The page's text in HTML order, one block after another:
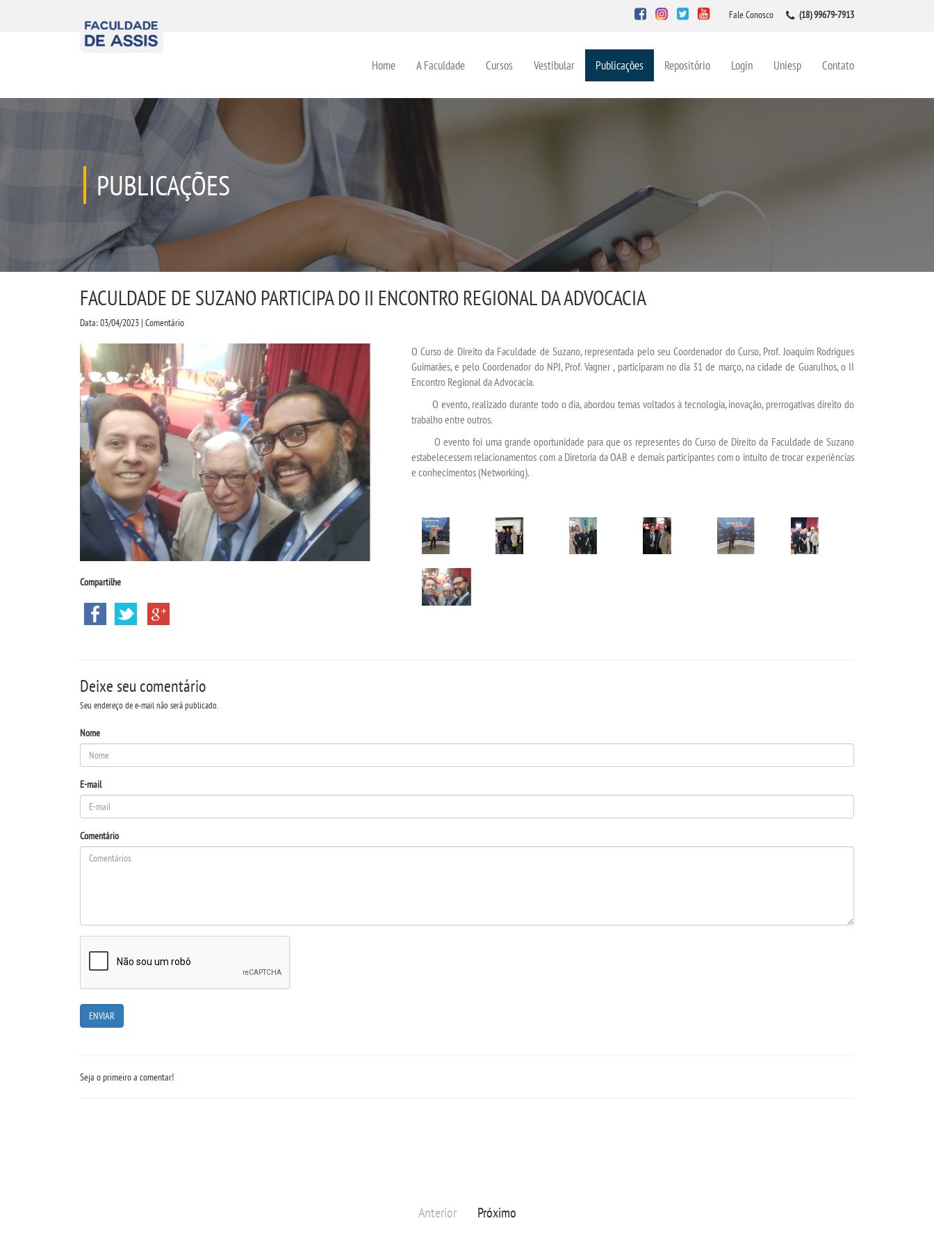
Fale Conosco (18) 99679-7913
Home A Faculdade Cursos Vestibular Publicações Repositório Login Uniesp Contato
PUBLICAÇÕES
FACULDADE DE SUZANO PARTICIPA DO II ENCONTRO REGIONAL DA ADVOCACIA
Data: 03/04/2023 | Comentário
Compartilhe
O Curso de Direito da Faculdade de Suzano, representada pelo seu Coordenador do Curso, Prof. Joaquim Rodrigues
Guimarães, e pelo Coordenador do NPJ, Prof. Vagner , participaram no dia 31 de março, na cidade de Guarulhos, o II
Encontro Regional da Advocacia.
O evento, realizado durante todo o dia, abordou temas voltados à tecnologia, inovação, prerrogativas direito do
trabalho entre outros.
O evento foi uma grande oportunidade para que os representes do Curso de Direito da Faculdade de Suzano
estabelecessem relacionamentos com a Diretoria da OAB e demais participantes com o intuito de trocar experiências
e conhecimentos (Networking).
Deixe seu comentário
Seu endereço de e-mail não será publicado.
Nome
E-mail
Comentário
Seja o primeiro a comentar!
Anterior Próximo